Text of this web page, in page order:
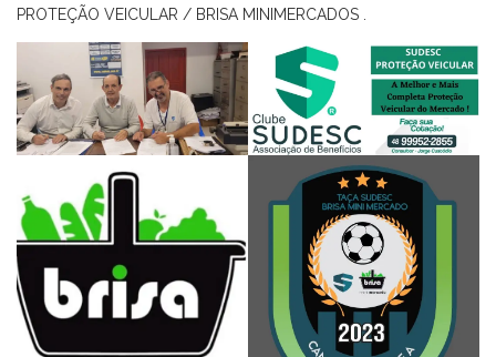
PROTEÇÃO VEICULAR / BRISA MINIMERCADOS .